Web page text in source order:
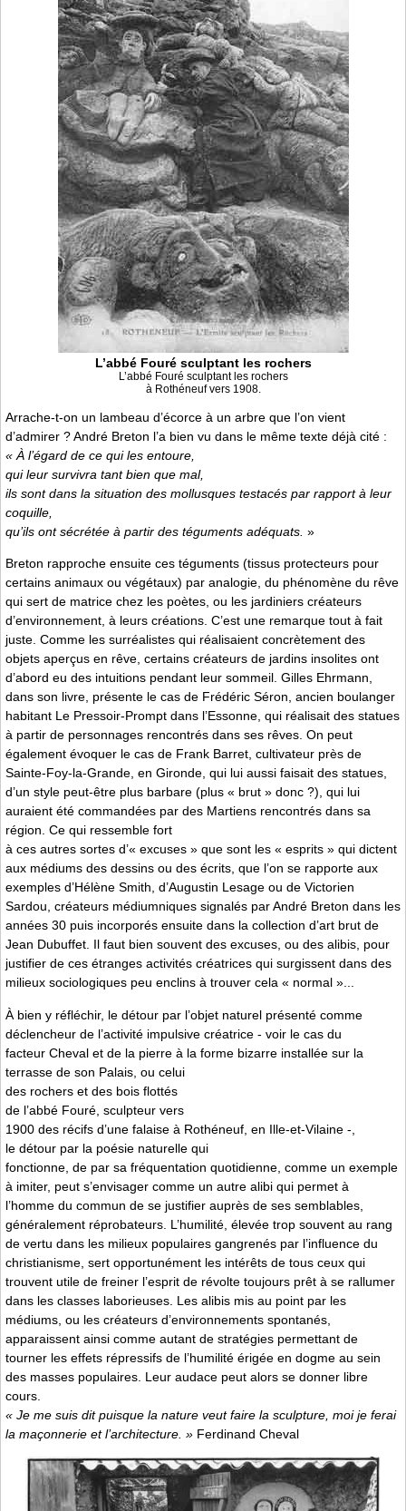
L’abbé Fouré sculptant les rochers
L’abbé Fouré sculptant les rochers
à Rothéneuf vers 1908.
Arrache-t-on un lambeau d’écorce à un arbre que l’on vient
d’admirer ? André Breton l’a bien vu dans le même texte déjà cité :
« À l’égard de ce qui les entoure,
qui leur survivra tant bien que mal,
ils sont dans la situation des mollusques testacés par rapport à leur
coquille,
qu’ils ont sécrétée à partir des téguments adéquats. »
Breton rapproche ensuite ces téguments (tissus protecteurs pour
certains animaux ou végétaux) par analogie, du phénomène du rêve
qui sert de matrice chez les poètes, ou les jardiniers créateurs
d’environnement, à leurs créations. C’est une remarque tout à fait
juste. Comme les surréalistes qui réalisaient concrètement des
objets aperçus en rêve, certains créateurs de jardins insolites ont
d’abord eu des intuitions pendant leur sommeil. Gilles Ehrmann,
dans son livre, présente le cas de Frédéric Séron, ancien boulanger
habitant Le Pressoir-Prompt dans l’Essonne, qui réalisait des statues
à partir de personnages rencontrés dans ses rêves. On peut
également évoquer le cas de Frank Barret, cultivateur près de
Sainte-Foy-la-Grande, en Gironde, qui lui aussi faisait des statues,
d’un style peut-être plus barbare (plus « brut » donc ?), qui lui
auraient été commandées par des Martiens rencontrés dans sa
région. Ce qui ressemble fort
à ces autres sortes d’« excuses » que sont les « esprits » qui dictent
aux médiums des dessins ou des écrits, que l’on se rapporte aux
exemples d’Hélène Smith, d’Augustin Lesage ou de Victorien
Sardou, créateurs médiumniques signalés par André Breton dans les
années 30 puis incorporés ensuite dans la collection d’art brut de
Jean Dubuffet. Il faut bien souvent des excuses, ou des alibis, pour
justifier de ces étranges activités créatrices qui surgissent dans des
milieux sociologiques peu enclins à trouver cela « normal »...
À bien y réfléchir, le détour par l’objet naturel présenté comme
déclencheur de l’activité impulsive créatrice - voir le cas du
facteur Cheval et de la pierre à la forme bizarre installée sur la
terrasse de son Palais, ou celui
des rochers et des bois flottés
de l’abbé Fouré, sculpteur vers
1900 des récifs d’une falaise à Rothéneuf, en Ille-et-Vilaine -,
le détour par la poésie naturelle qui
fonctionne, de par sa fréquentation quotidienne, comme un exemple
à imiter, peut s’envisager comme un autre alibi qui permet à
l’homme du commun de se justifier auprès de ses semblables,
généralement réprobateurs. L’humilité, élevée trop souvent au rang
de vertu dans les milieux populaires gangrenés par l’influence du
christianisme, sert opportunément les intérêts de tous ceux qui
trouvent utile de freiner l’esprit de révolte toujours prêt à se rallumer
dans les classes laborieuses. Les alibis mis au point par les
médiums, ou les créateurs d’environnements spontanés,
apparaissent ainsi comme autant de stratégies permettant de
tourner les effets répressifs de l’humilité érigée en dogme au sein
des masses populaires. Leur audace peut alors se donner libre
cours.
« Je me suis dit puisque la nature veut faire la sculpture, moi je ferai
la maçonnerie et l’architecture. » Ferdinand Cheval